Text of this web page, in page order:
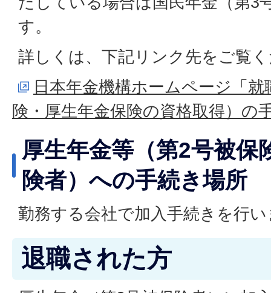
す。
詳しくは、下記リンク先をご覧
日本年金機構ホームページ「
険・厚生年金保険の資格取得）の
厚生年金等（第2号被保
険者）への手続き場所
勤務する会社で加入手続きを行
退職された方